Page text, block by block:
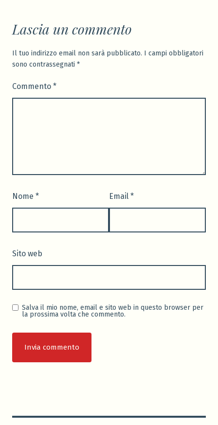
Lascia un commento
Il tuo indirizzo email non sarà pubblicato. I campi obbligatori
sono contrassegnati *
Commento *
Nome * Email *
Sito web
Salva il mio nome, email e sito web in questo browser per
la prossima volta che commento.